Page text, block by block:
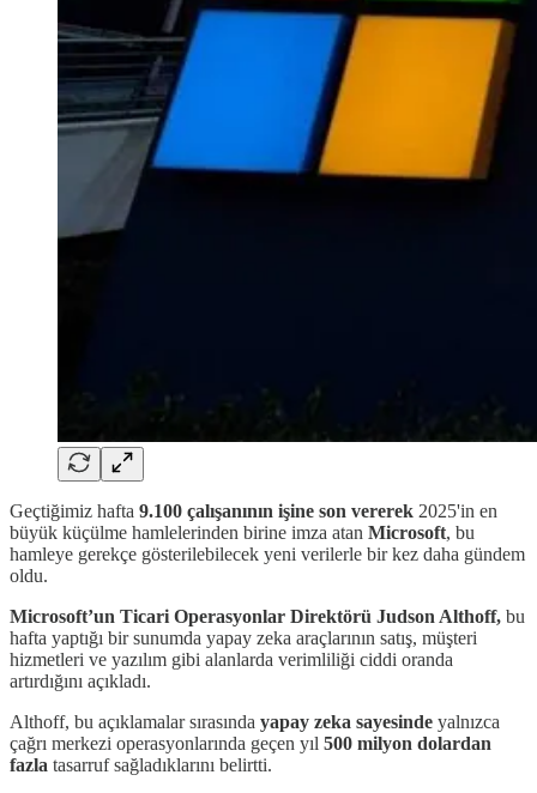
Geçtiğimiz hafta 9.100 çalışanının işine son vererek 2025'in en
büyük küçülme hamlelerinden birine imza atan Microsoft, bu
hamleye gerekçe gösterilebilecek yeni verilerle bir kez daha gündem
oldu.
Microsoft’un Ticari Operasyonlar Direktörü Judson Althoff, bu
hafta yaptığı bir sunumda yapay zeka araçlarının satış, müşteri
hizmetleri ve yazılım gibi alanlarda verimliliği ciddi oranda
artırdığını açıkladı.
Althoff, bu açıklamalar sırasında yapay zeka sayesinde yalnızca
çağrı merkezi operasyonlarında geçen yıl 500 milyon dolardan
fazla tasarruf sağladıklarını belirtti.